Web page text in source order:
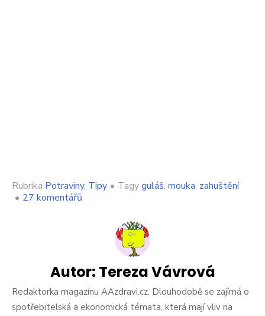
Rubrika Potraviny, Tipy • Tagyguláš, mouka, zahuštění
• 27 komentářů
lidí
neumí.
Dávají
do
Autor: Tereza Vávrová
Redaktorka magazínu AAzdravi.cz. Dlouhodobě se zajímá o
spotřebitelská a ekonomická témata, která mají vliv na